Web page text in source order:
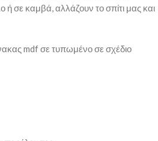
ή σε καμβά, αλλάζουν το σπίτι μας και
mdf σε τυπωμένο σε σχέδιο